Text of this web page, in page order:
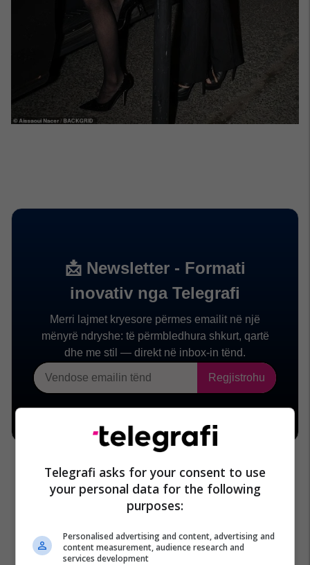
Telegrafi asks for your consent to use
your personal data for the following
purposes:
Personalised advertising and content, advertising and
content measurement, audience research and
services development